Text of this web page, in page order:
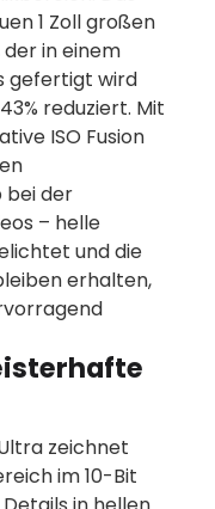
1 Zoll großen
in einem
gefertigt wird
reduziert. Mit
ISO Fusion
bei der
– helle
und die
erhalten,
zeichnet
im 10-Bit